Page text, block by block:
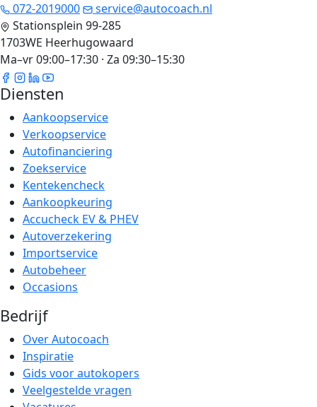
072-2019000
service@autocoach.nl
Stationsplein 99-285
1703WE Heerhugowaard
Ma–vr 09:00–17:30 · Za 09:30–15:30
Diensten
Aankoopservice
Verkoopservice
Autofinanciering
Zoekservice
Kentekencheck
Aankoopkeuring
Accucheck EV & PHEV
Autoverzekering
Importservice
Autobeheer
Occasions
Bedrijf
Over Autocoach
Inspiratie
Gids voor autokopers
Veelgestelde vragen